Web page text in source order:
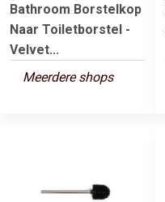
Bathroom Borstelkop
Naar Toiletborstel -
Velvet...
Meerdere shops